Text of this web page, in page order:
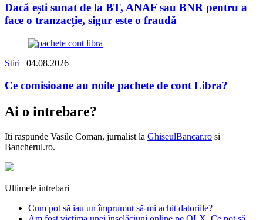
Dacă ești sunat de la BT, ANAF sau BNR pentru a
face o tranzacție, sigur este o fraudă
Stiri | 04.08.2026
Ce comisioane au noile pachete de cont Libra?
Ai o intrebare?
Iti raspunde Vasile Coman, jurnalist la GhiseulBancar.ro si
Bancherul.ro.
Ultimele intrebari
Cum pot să iau un împrumut să-mi achit datoriile?